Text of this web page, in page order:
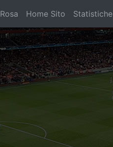
Home Sito Statistiche